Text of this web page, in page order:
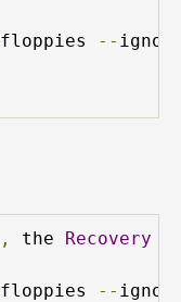
floppies --
, the Recovery
floppies --